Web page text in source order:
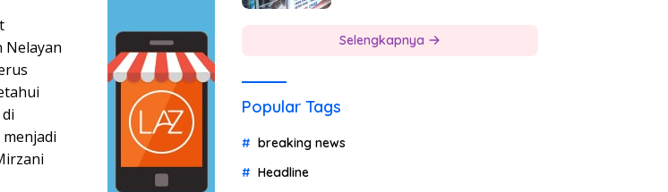
Nelayan
Selengkapnya
Popular Tags
breaking news
Headline